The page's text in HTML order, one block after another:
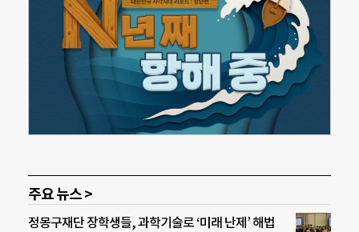
주요 뉴스 >
정몽구재단 장학생들, 과학기술로 ‘미래 난제’ 해법